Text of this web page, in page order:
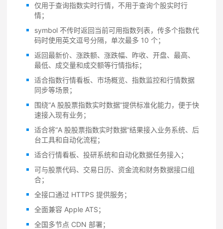
仅用于查询指数实时行情，不用于查询个股实时行
情；
symbol 不传时返回当前可用指数列表，传多个指数代
码时使用英文逗号分隔，单次最多 10 个；
返回最新价、涨跌额、涨跌幅、昨收、开盘、最高、
最低、成交量和成交额等行情指标；
适合指数行情看板、市场概览、指数监控和行情数据
同步等场景；
围绕“A 股股票指数实时数据”提供标准化能力，便于快
速接入现有业务；
适合将“A 股股票指数实时数据”结果接入业务系统、后
台工具和自动化流程；
适合行情看板、投研系统和自动化数据任务接入；
可与股票代码、交易日历、资金流和财务数据接口组
合；
全接口通过 HTTPS 提供服务；
全面兼容 Apple ATS；
全国多节点 CDN 部署；